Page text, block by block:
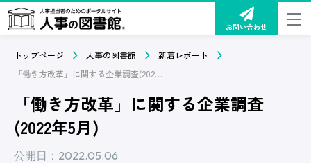
お問い合わせ
トップページ 人事の図書館
新着レポート
「働き方改革」に関する企業調査(2022年5月)
「働き方改革」に関する企業調査
(2022年5月)
公開日：2022.05.06